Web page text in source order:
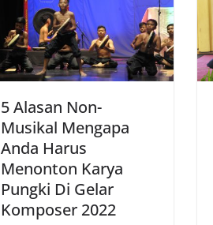
5 Alasan Non-
Musikal Mengapa
Anda Harus
Menonton Karya
Pungki Di Gelar
Komposer 2022